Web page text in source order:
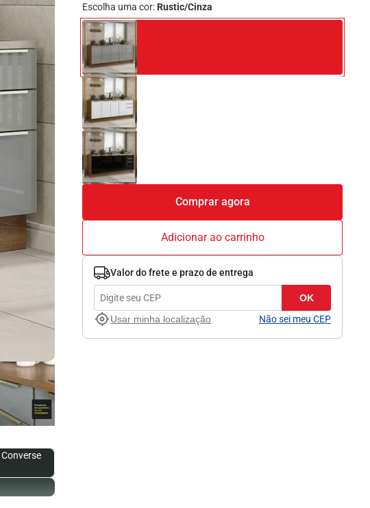
Converse
Escolha uma cor: Rustic/Cinza
Adicionar ao carrinho
Comprar agora
Valor do frete e prazo de entrega
OK
Usar minha localização
Não sei meu CEP